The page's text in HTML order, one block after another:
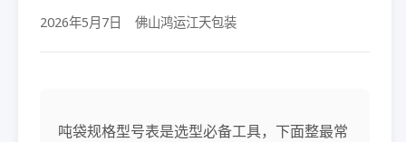
2026年5月7日 佛山鸿运江天包装
吨袋规格型号表是选型必备工具，下面整最常